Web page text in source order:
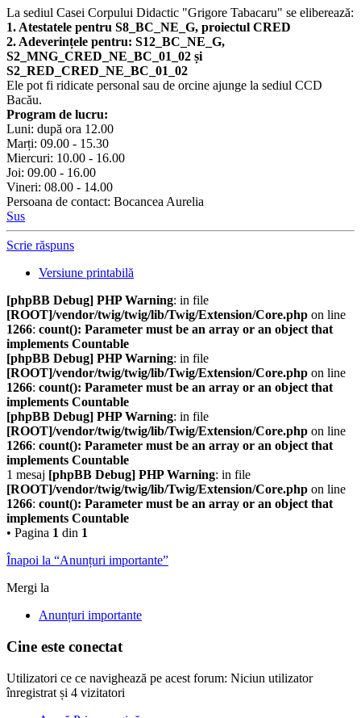
La sediul Casei Corpului Didactic "Grigore Tabacaru" se eliberează:
1. Atestatele pentru S8_BC_NE_G, proiectul CRED
2. Adeverințele pentru: S12_BC_NE_G,
S2_MNG_CRED_NE_BC_01_02 și
S2_RED_CRED_NE_BC_01_02
Ele pot fi ridicate personal sau de orcine ajunge la sediul CCD
Bacău.
Program de lucru:
Luni: după ora 12.00
Marți: 09.00 - 15.30
Miercuri: 10.00 - 16.00
Joi: 09.00 - 16.00
Vineri: 08.00 - 14.00
Persoana de contact: Bocancea Aurelia
Sus
Scrie răspuns
Versiune printabilă
[phpBB Debug] PHP Warning: in file
[ROOT]/vendor/twig/twig/lib/Twig/Extension/Core.php on line
1266: count(): Parameter must be an array or an object that
implements Countable
[phpBB Debug] PHP Warning: in file
[ROOT]/vendor/twig/twig/lib/Twig/Extension/Core.php on line
1266: count(): Parameter must be an array or an object that
implements Countable
[phpBB Debug] PHP Warning: in file
[ROOT]/vendor/twig/twig/lib/Twig/Extension/Core.php on line
1266: count(): Parameter must be an array or an object that
implements Countable
1 mesaj [phpBB Debug] PHP Warning: in file
[ROOT]/vendor/twig/twig/lib/Twig/Extension/Core.php on line
1266: count(): Parameter must be an array or an object that
implements Countable
• Pagina 1 din 1
Înapoi la “Anunțuri importante”
Mergi la
Anunțuri importante
Cine este conectat
Utilizatori ce ce navighează pe acest forum: Niciun utilizator
înregistrat și 4 vizitatori